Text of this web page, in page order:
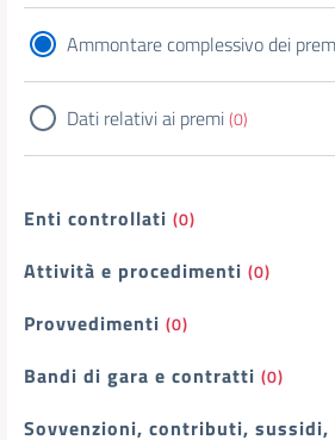
Ammontare complessivo dei
Dati relativi ai premi(0)
Enti controllati (0)
Attività e procedimenti (0)
Provvedimenti (0)
Bandi di gara e contratti (0)
Sovvenzioni, contributi, sussidi,